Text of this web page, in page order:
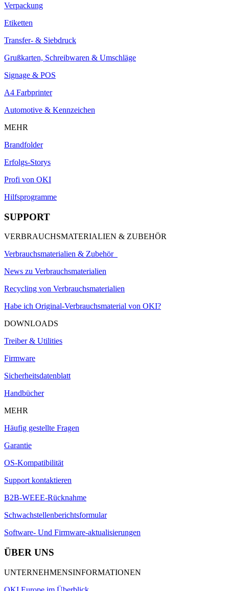
Verpackung
Etiketten
Transfer- & Siebdruck
Grußkarten, Schreibwaren & Umschläge
Signage & POS
A4 Farbprinter
Automotive & Kennzeichen
MEHR
Brandfolder
Erfolgs-Storys
Profi von OKI
Hilfsprogramme
SUPPORT
VERBRAUCHSMATERIALIEN & ZUBEHÖR
Verbrauchsmaterialien & Zubehör
News zu Verbrauchsmaterialien
Recycling von Verbrauchsmaterialien
Habe ich Original-Verbrauchsmaterial von OKI?
DOWNLOADS
Treiber & Utilities
Firmware
Sicherheitsdatenblatt
Handbücher
MEHR
Häufig gestellte Fragen
Garantie
OS-Kompatibilität
Support kontaktieren
B2B-WEEE-Rücknahme
Schwachstellenberichtsformular
Software- Und Firmware-aktualisierungen
ÜBER UNS
UNTERNEHMENSINFORMATIONEN